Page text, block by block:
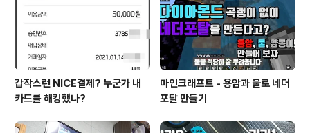
구매예약" 버튼을 클릭하면 접수 된다. 접수 하고 시간이
갑작스런 NICE결제? 누군가 내
카드를 해킹했나?
마인크래프트 - 용암과 물로 네더
포탈 만들기